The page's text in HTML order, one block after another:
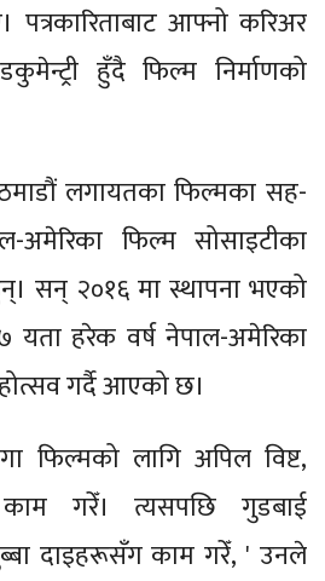
पत्रकारिताबाट आफ्नो करिअर
हुँदै फिल्म निर्माणको
लगायतका फिल्मका सह-
अमेरिका फिल्म सोसाइटीका
सन् २०१६ मा स्थापना भएको
यता हरेक वर्ष नेपाल-अमेरिका
गर्दै आएको छ।
फिल्मको लागि अपिल विष्ट,
गरेँ। त्यसपछि गुडबाई
दाइहरूसँग काम गरेँ, ' उनले